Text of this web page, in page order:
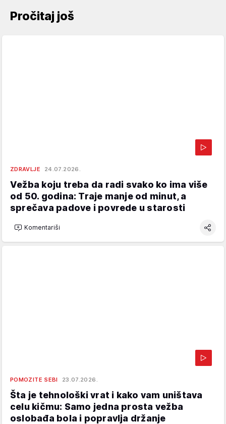
Pročitaj još
ZDRAVLJE 24.07.2026.
Vežba koju treba da radi svako ko ima više
od 50. godina: Traje manje od minut, a
sprečava padove i povrede u starosti
Komentariši
POMOZITE SEBI 23.07.2026.
Šta je tehnološki vrat i kako vam uništava
celu kičmu: Samo jedna prosta vežba
oslobađa bola i popravlja držanje